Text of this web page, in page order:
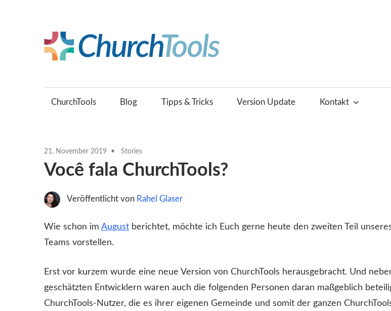
springen
(Deutsch)
ChurchTools Blog Tipps & Tricks Version Update Kontakt
21. November 2019 Stories
Você fala ChurchTools?
Veröffentlicht von Rahel Glaser
Wie schon im August berichtet, möchte ich Euch gerne heute den zweiten Teil
Teams vorstellen.
Erst vor kurzem wurde eine neue Version von ChurchTools herausgebracht. Und
geschätzten Entwicklern waren auch die folgenden Personen daran maßgeblich
ChurchTools-Nutzer, die es ihrer eigenen Gemeinde und somit der ganzen